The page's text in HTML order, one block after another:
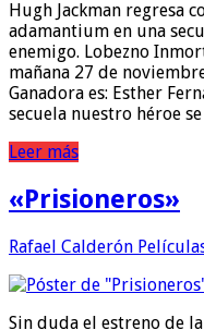
Hugh Jackman regresa
adamantium en una
enemigo. Lobezno
mañana 27 de
Ganadora es: Esther
secuela nuestro héroe
Leer más
«Prisioneros»
Rafael Calderón
Sin duda el estreno de